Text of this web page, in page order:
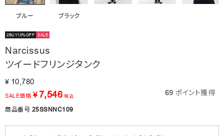
ブルー ブラック
2BUY10%OFF SALE
Narcissus
ツイードフリンジタンク
¥ 10,780
SALE価格 ¥ 7,546 税込 69 ポイント獲得
商品番号 25SSNNC109